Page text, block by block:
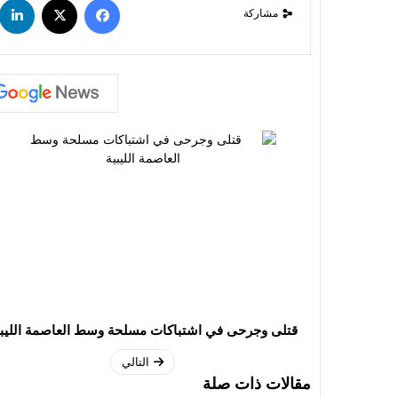
مشاركة
قتلى وجرحى في اشتباكات مسلحة وسط العاصمة
التالي
مقالات ذات صلة